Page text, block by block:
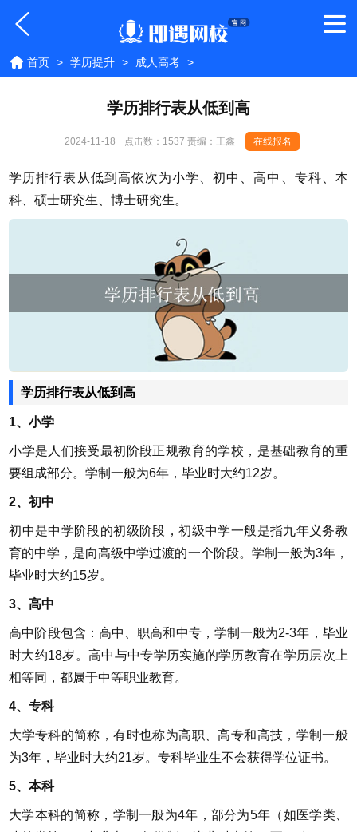
首页 > 学历提升 > 成人高考 >
学历排行表从低到高
2024-11-18 点击数： 1537 责编：王鑫 在线报名
学历排行表从低到高依次为小学、初中、高中、专科、本
科、硕士研究生、博士研究生。
学历排行表从低到高
1、小学
小学是人们接受最初阶段正规教育的学校，是基础教育的重
要组成部分。学制一般为6年，毕业时大约12岁。
2、初中
初中是中学阶段的初级阶段，初级中学一般是指九年义务教
育的中学，是向高级中学过渡的一个阶段。学制一般为3年，
毕业时大约15岁。
3、高中
高中阶段包含：高中、职高和中专，学制一般为2-3年，毕业
时大约18岁。高中与中专学历实施的学历教育在学历层次上
相等同，都属于中等职业教育。
4、专科
大学专科的简称，有时也称为高职、高专和高技，学制一般
为3年，毕业时大约21岁。专科毕业生不会获得学位证书。
5、本科
大学本科的简称，学制一般为4年，部分为5年（如医学类、